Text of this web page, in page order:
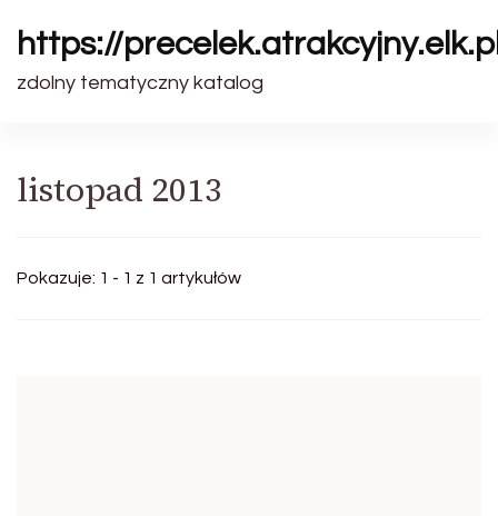
https://
zdolny tematyczny katalog
listopad 2013
Pokazuje: 1 - 1 z 1 artykułów